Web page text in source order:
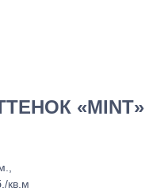
«MINT»
кв.м